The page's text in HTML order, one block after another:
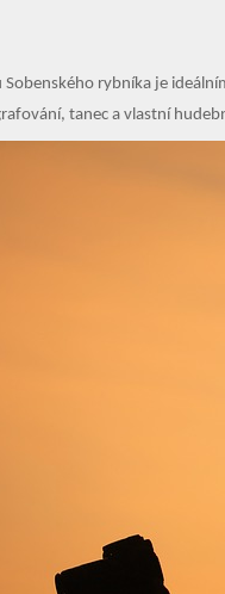
Sobenského rybníka je
tanec a vlastní